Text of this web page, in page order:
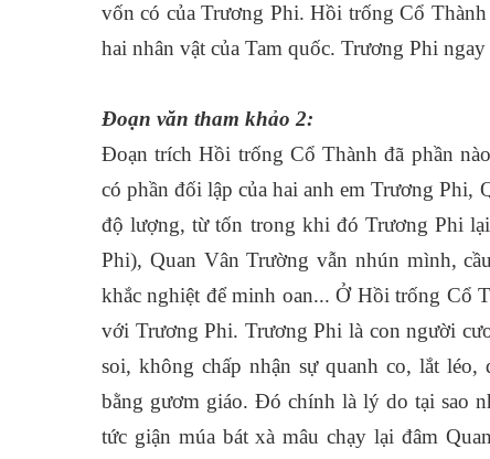
vốn có của Trương Phi. Hồi trống Cổ
hai nhân vật của Tam quốc. Trương Phi
Đoạn văn tham khảo 2:
Đoạn trích Hồi trống Cổ Thành đã phần
có phần đối lập của hai anh em Trương
độ lượng, từ tốn trong khi đó Trương Phi
Phi), Quan Vân Trường vẫn nhún mình,
khắc nghiệt để minh oan... Ở Hồi trống Cổ
với Trương Phi. Trương Phi là con người
soi, không chấp nhận sự quanh co, lắt
bằng gươm giáo. Đó chính là lý do tại sao
tức giận múa bát xà mâu chạy lại đâm